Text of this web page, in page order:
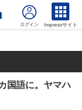
Impressサイト
国語に。ヤマハ